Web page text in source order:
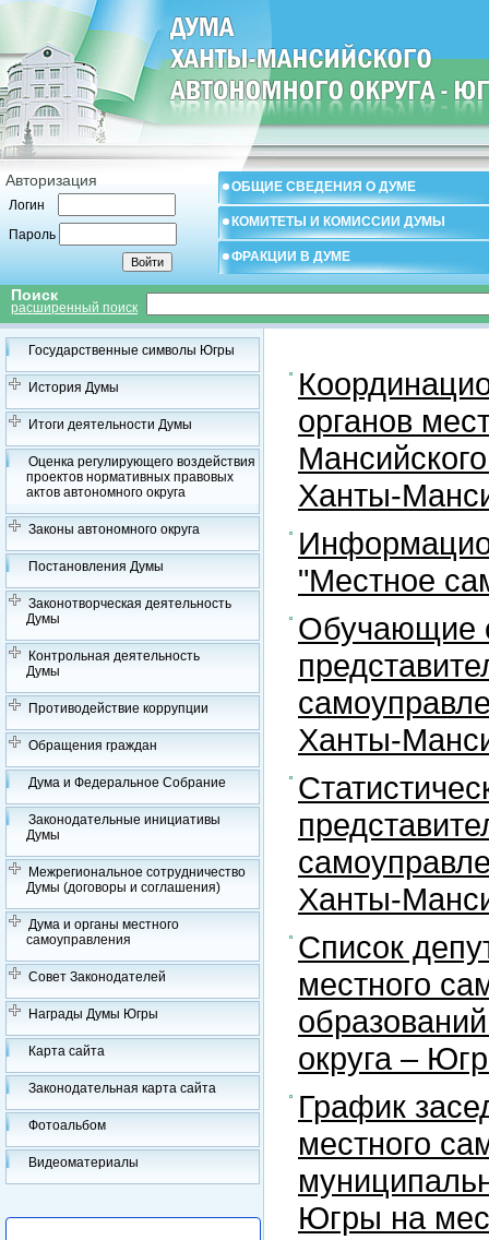
Авторизация
Логин
Пароль
ОБЩИЕ СВЕДЕНИЯ О ДУМЕ
КОМИТЕТЫ И КОМИССИИ ДУМЫ
ФРАКЦИИ В ДУМЕ
Поиск
расширенный поиск
Государственные символы Югры
История Думы
Итоги деятельности Думы
Оценка регулирующего воздействия
проектов нормативных правовых
актов автономного округа
Законы автономного округа
Постановления Думы
Законотворческая деятельность
Думы
Контрольная деятельность
Думы
Противодействие коррупции
Обращения граждан
Дума и Федеральное Собрание
Законодательные инициативы
Думы
Межрегиональное сотрудничество
Думы (договоры и соглашения)
Дума и органы местного
самоуправления
Совет Законодателей
Награды Думы Югры
Карта сайта
Законодательная карта сайта
Фотоальбом
Видеоматериалы
органов
Ханты-
"Местное
Обучающие
Ханты-
Ханты-
Список
местного
округа –
График
местного
Югры на